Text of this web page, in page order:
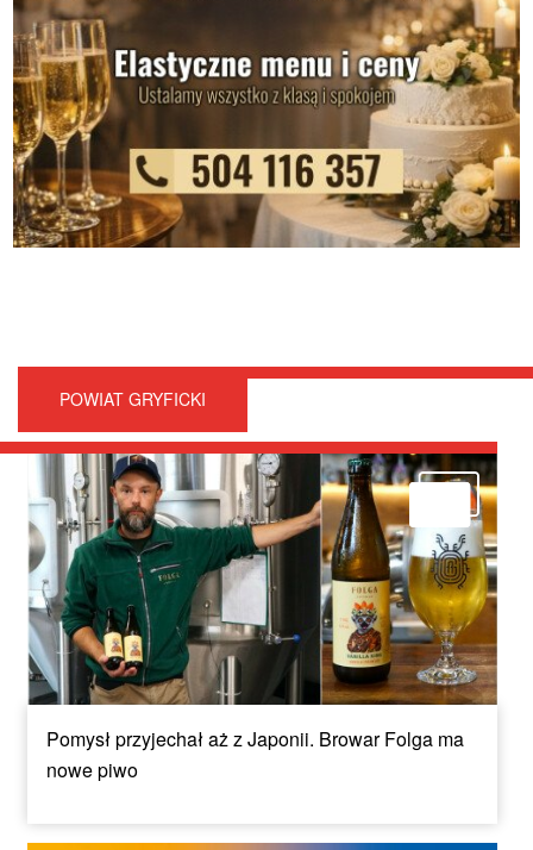
POWIAT GRYFICKI
Pomysł przyjechał aż z Japonii. Browar Folga ma
nowe piwo